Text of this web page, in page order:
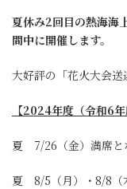
夏休み2回目の熱海海
間中に開催します。
大好評の「花火大会送
【2024年度（令和6
夏 7/26（金）満席と
夏 8/5（月）・8/8（